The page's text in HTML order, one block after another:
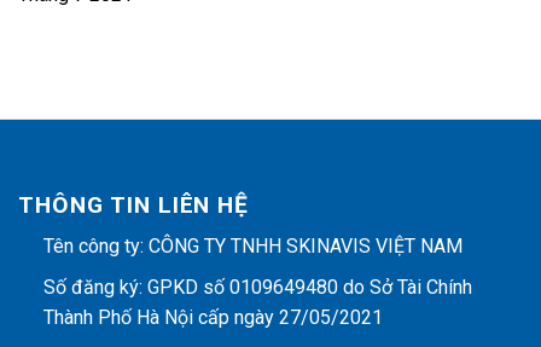
THÔNG TIN LIÊN HỆ
Tên công ty: CÔNG TY TNHH SKINAVIS VIỆT NAM
Số đăng ký: GPKD số 0109649480 do Sở Tài Chính
Thành Phố Hà Nội cấp ngày 27/05/2021